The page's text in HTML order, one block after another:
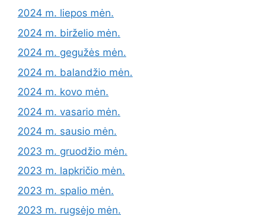
2024 m. liepos mėn.
2024 m. birželio mėn.
2024 m. gegužės mėn.
2024 m. balandžio mėn.
2024 m. kovo mėn.
2024 m. vasario mėn.
2024 m. sausio mėn.
2023 m. gruodžio mėn.
2023 m. lapkričio mėn.
2023 m. spalio mėn.
2023 m. rugsėjo mėn.